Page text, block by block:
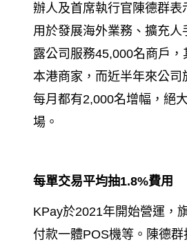
辦人及首席執行官陳德群表
用於發展海外業務、擴充人
露公司服務45,000名商戶，
本港商家，而近半年來公司
每月都有2,000名增幅，絕
場。
每單交易平均抽1.8%費用
KPay於2021年開始營運，
付款一體POS機等。陳德